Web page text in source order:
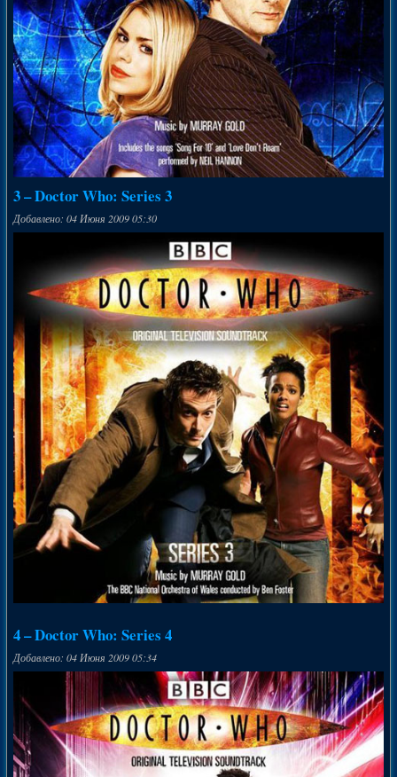
3 – Doctor Who: Series 3
Добавлено: 04 Июня 2009 05:30
4 – Doctor Who: Series 4
Добавлено: 04 Июня 2009 05:34